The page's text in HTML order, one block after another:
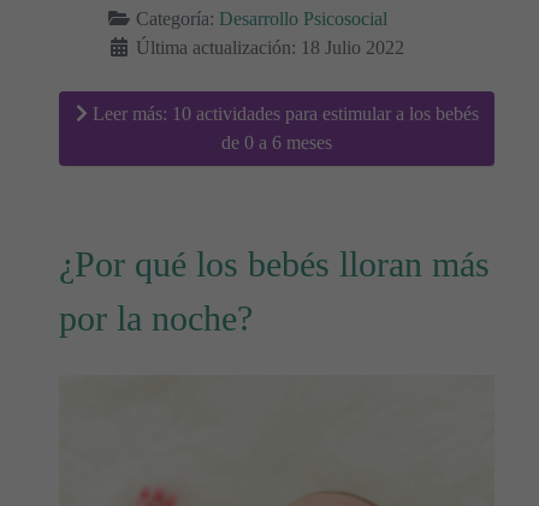
Categoría: Desarrollo Psicosocial
Última actualización: 18 Julio 2022
Leer más: 10 actividades para estimular a los bebés
de 0 a 6 meses
¿Por qué los bebés lloran más
por la noche?